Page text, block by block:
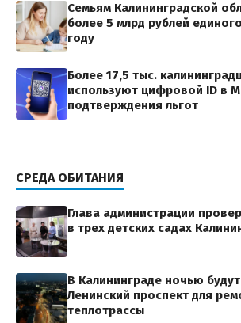
Семьям Калининградской
более 5 млрд рублей
году
Более 17,5 тыс.
используют цифровой ID в
подтверждения льгот
СРЕДА ОБИТАНИЯ
Глава администрации
в трех детских садах
В Калининграде ночью
Ленинский проспект для
теплотрассы